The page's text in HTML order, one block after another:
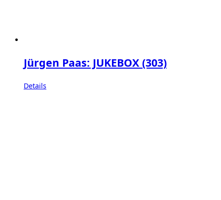
Jürgen Paas: JUKEBOX (303)
Details